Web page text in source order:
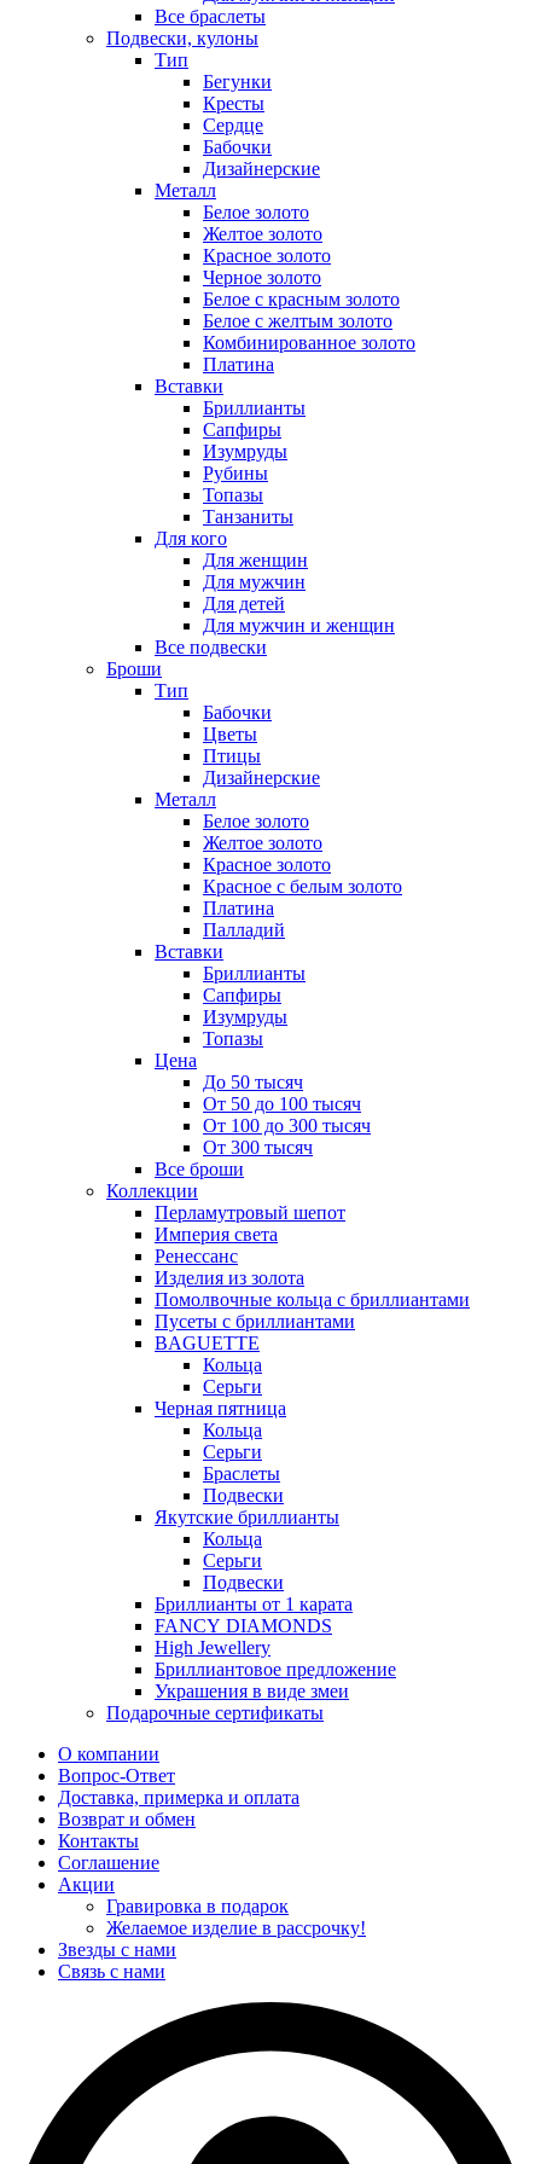
Все браслеты
Подвески, кулоны
Тип
Бегунки
Кресты
Сердце
Бабочки
Дизайнерские
Металл
Белое золото
Желтое золото
Красное золото
Черное золото
Белое с красным золото
Белое с желтым золото
Комбинированное золото
Платина
Вставки
Бриллианты
Сапфиры
Изумруды
Рубины
Топазы
Танзаниты
Для кого
Для женщин
Для мужчин
Для детей
Для мужчин и женщин
Все подвески
Броши
Тип
Бабочки
Цветы
Птицы
Дизайнерские
Металл
Белое золото
Желтое золото
Красное золото
Красное с белым золото
Платина
Палладий
Вставки
Бриллианты
Сапфиры
Изумруды
Топазы
Цена
До 50 тысяч
От 50 до 100 тысяч
От 100 до 300 тысяч
От 300 тысяч
Все броши
Коллекции
Перламутровый шепот
Империя света
Ренессанс
Изделия из золота
Помолвочные кольца с бриллиантами
Пусеты с бриллиантами
BAGUETTE
Кольца
Серьги
Черная пятница
Кольца
Серьги
Браслеты
Подвески
Якутские бриллианты
Кольца
Серьги
Подвески
Бриллианты от 1 карата
FANCY DIAMONDS
High Jewellery
Бриллиантовое предложение
Украшения в виде змеи
Подарочные сертификаты
О компании
Вопрос-Ответ
Доставка, примерка и оплата
Возврат и обмен
Контакты
Соглашение
Акции
Гравировка в подарок
Желаемое изделие в рассрочку!
Звезды с нами
Связь с нами